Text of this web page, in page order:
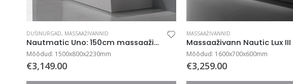
DUŠINURGAD, MASSAAŽIVANNID
Nautmatic Uno: 150cm massaaživann suure laedušiga
Mõõdud: 1500x800x2230mm
€3,149.00
MASSAAŽIVANNID
Mõõdud: 1600x700x600mm
€3,259.00